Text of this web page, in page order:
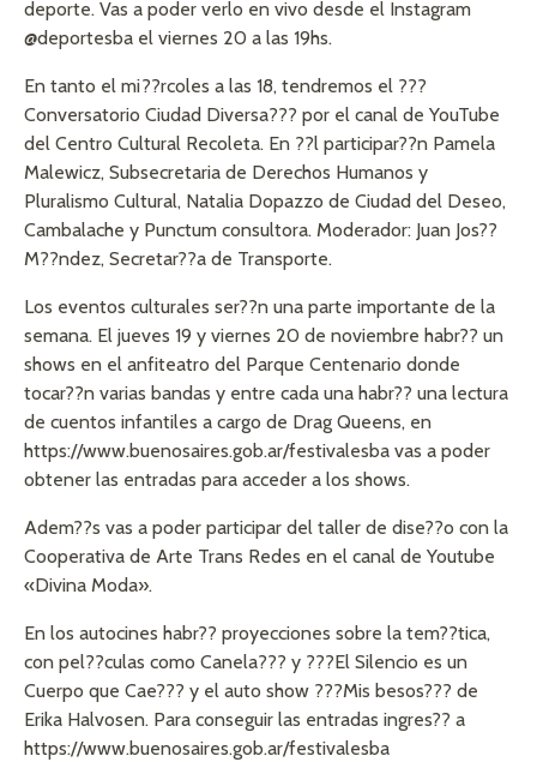
deporte. Vas a poder verlo en vivo desde el Instagram
@deportesba el viernes 20 a las 19hs.
En tanto el mi??rcoles a las 18, tendremos el ???
Conversatorio Ciudad Diversa??? por el canal de YouTube
del Centro Cultural Recoleta. En ??l participar??n Pamela
Malewicz, Subsecretaria de Derechos Humanos y
Pluralismo Cultural, Natalia Dopazzo de Ciudad del Deseo,
Cambalache y Punctum consultora. Moderador: Juan Jos??
M??ndez, Secretar??a de Transporte.
Los eventos culturales ser??n una parte importante de la
semana. El jueves 19 y viernes 20 de noviembre habr?? un
shows en el anfiteatro del Parque Centenario donde
tocar??n varias bandas y entre cada una habr?? una lectura
de cuentos infantiles a cargo de Drag Queens, en
https://www.buenosaires.gob.ar/festivalesba vas a poder
obtener las entradas para acceder a los shows.
Adem??s vas a poder participar del taller de dise??o con la
Cooperativa de Arte Trans Redes en el canal de Youtube
«Divina Moda».
En los autocines habr?? proyecciones sobre la tem??tica,
con pel??culas como Canela??? y ???El Silencio es un
Cuerpo que Cae??? y el auto show ???Mis besos??? de
Erika Halvosen. Para conseguir las entradas ingres?? a
https://www.buenosaires.gob.ar/festivalesba